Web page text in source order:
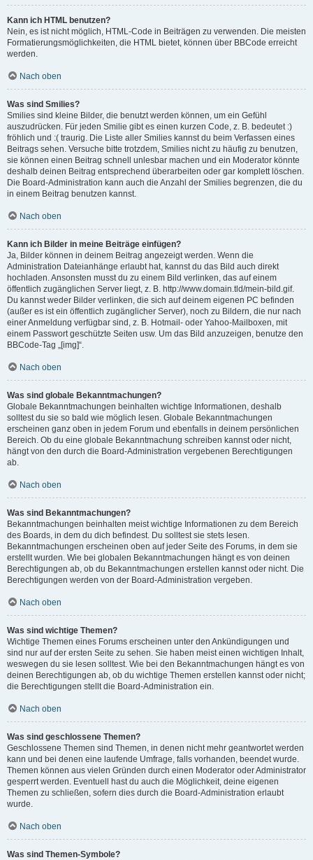
Kann ich HTML benutzen?
Nein, es ist nicht möglich, HTML-Code in Beiträgen zu verwenden. Die meisten
Formatierungsmöglichkeiten, die HTML bietet, können über BBCode erreicht
werden.
Nach oben
Was sind Smilies?
Smilies sind kleine Bilder, die benutzt werden können, um ein Gefühl
auszudrücken. Für jeden Smilie gibt es einen kurzen Code, z. B. bedeutet :)
fröhlich und :( traurig. Die Liste aller Smilies kannst du beim Verfassen eines
Beitrags sehen. Versuche bitte trotzdem, Smilies nicht zu häufig zu benutzen,
sie können einen Beitrag schnell unlesbar machen und ein Moderator könnte
deshalb deinen Beitrag entsprechend überarbeiten oder gar komplett löschen.
Die Board-Administration kann auch die Anzahl der Smilies begrenzen, die du
in einem Beitrag benutzen kannst.
Nach oben
Kann ich Bilder in meine Beiträge einfügen?
Ja, Bilder können in deinem Beitrag angezeigt werden. Wenn die
Administration Dateianhänge erlaubt hat, kannst du das Bild auch direkt
hochladen. Ansonsten musst du zu einem Bild verlinken, das auf einem
öffentlich zugänglichen Server liegt, z. B. http://www.domain.tld/mein-bild.gif.
Du kannst weder Bilder verlinken, die sich auf deinem eigenen PC befinden
(außer es ist ein öffentlich zugänglicher Server), noch zu Bildern, die nur nach
einer Anmeldung verfügbar sind, z. B. Hotmail- oder Yahoo-Mailboxen, mit
einem Passwort geschützte Seiten usw. Um das Bild anzuzeigen, benutze den
BBCode-Tag „[img]“.
Nach oben
Was sind globale Bekanntmachungen?
Globale Bekanntmachungen beinhalten wichtige Informationen, deshalb
solltest du sie so bald wie möglich lesen. Globale Bekanntmachungen
erscheinen ganz oben in jedem Forum und ebenfalls in deinem persönlichen
Bereich. Ob du eine globale Bekanntmachung schreiben kannst oder nicht,
hängt von den durch die Board-Administration vergebenen Berechtigungen
ab.
Nach oben
Was sind Bekanntmachungen?
Bekanntmachungen beinhalten meist wichtige Informationen zu dem Bereich
des Boards, in dem du dich befindest. Du solltest sie stets lesen.
Bekanntmachungen erscheinen oben auf jeder Seite des Forums, in dem sie
erstellt wurden. Wie bei globalen Bekanntmachungen hängt es von deinen
Berechtigungen ab, ob du Bekanntmachungen erstellen kannst oder nicht. Die
Berechtigungen werden von der Board-Administration vergeben.
Nach oben
Was sind wichtige Themen?
Wichtige Themen eines Forums erscheinen unter den Ankündigungen und
sind nur auf der ersten Seite zu sehen. Sie haben meist einen wichtigen Inhalt,
weswegen du sie lesen solltest. Wie bei den Bekanntmachungen hängt es von
deinen Berechtigungen ab, ob du wichtige Themen erstellen kannst oder nicht;
die Berechtigungen stellt die Board-Administration ein.
Nach oben
Was sind geschlossene Themen?
Geschlossene Themen sind Themen, in denen nicht mehr geantwortet werden
kann und bei denen eine laufende Umfrage, falls vorhanden, beendet wurde.
Themen können aus vielen Gründen durch einen Moderator oder Administrator
gesperrt werden. Eventuell hast du auch die Möglichkeit, deine eigenen
Themen zu schließen, sofern dies durch die Board-Administration erlaubt
wurde.
Nach oben
Was sind Themen-Symbole?